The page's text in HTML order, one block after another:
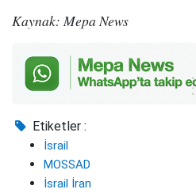
Kaynak: Mepa News
Etiketler :
İsrail
MOSSAD
İsrail İran